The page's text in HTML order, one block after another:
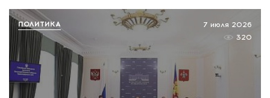
7 июля 2026
320
ПОЛИТИКА